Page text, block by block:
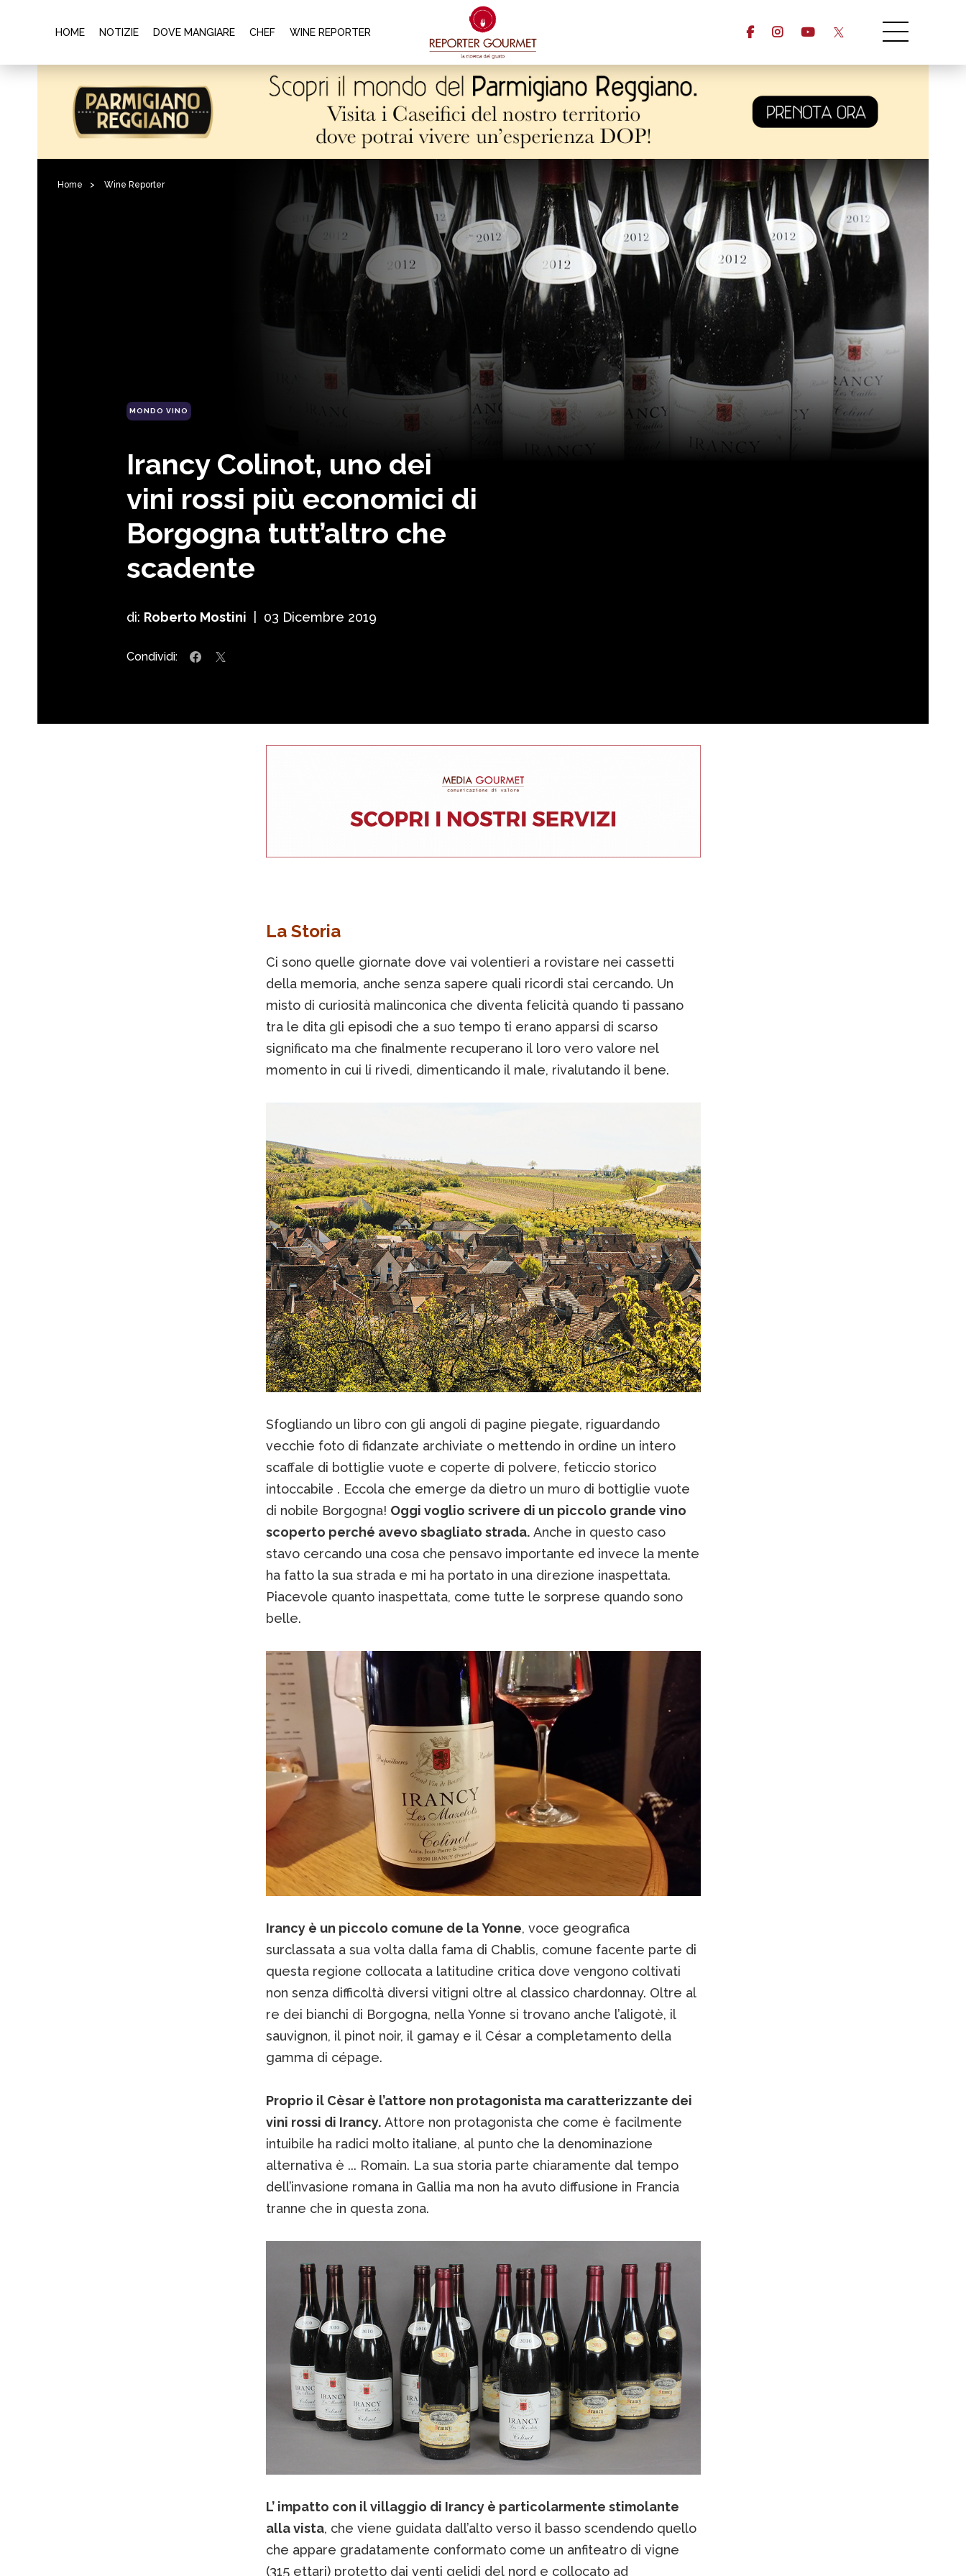
HOME NOTIZIE DOVE MANGIARE CHEF WINE REPORTER
Home > Wine Reporter
MONDO VINO
Irancy Colinot, uno dei
vini rossi più economici di
Borgogna tutt’altro che
scadente
di: Roberto Mostini 03 Dicembre 2019
Condividi:
La Storia
Ci sono quelle giornate dove vai volentieri a rovistare nei cassetti
della memoria, anche senza sapere quali ricordi stai cercando. Un
misto di curiosità malinconica che diventa felicità quando ti passano
tra le dita gli episodi che a suo tempo ti erano apparsi di scarso
significato ma che finalmente recuperano il loro vero valore nel
momento in cui li rivedi, dimenticando il male, rivalutando il bene.
Sfogliando un libro con gli angoli di pagine piegate, riguardando
vecchie foto di fidanzate archiviate o mettendo in ordine un intero
scaffale di bottiglie vuote e coperte di polvere, feticcio storico
intoccabile . Eccola che emerge da dietro un muro di bottiglie vuote
di nobile Borgogna! Oggi voglio scrivere di un piccolo grande vino
scoperto perché avevo sbagliato strada.Anche in questo caso
stavo cercando una cosa che pensavo importante ed invece la mente
ha fatto la sua strada e mi ha portato in una direzione inaspettata.
Piacevole quanto inaspettata, come tutte le sorprese quando sono
belle.
Irancy è un piccolo comune de la Yonne, voce geografica
surclassata a sua volta dalla fama di Chablis, comune facente parte di
questa regione collocata a latitudine critica dove vengono coltivati
non senza difficoltà diversi vitigni oltre al classico chardonnay. Oltre al
re dei bianchi di Borgogna, nella Yonne si trovano anche l’aligotè, il
sauvignon, il pinot noir, il gamay e il César a completamento della
gamma di cépage.
Proprio il Cèsar è l’attore non protagonista ma caratterizzante dei
vini rossi di Irancy.Attore non protagonista che come è facilmente
intuibile ha radici molto italiane, al punto che la denominazione
alternativa è ... Romain. La sua storia parte chiaramente dal tempo
dell’invasione romana in Gallia ma non ha avuto diffusione in Francia
tranne che in questa zona.
L’ impatto con il villaggio di Irancy è particolarmente stimolante
alla vista, che viene guidata dall’alto verso il basso scendendo quello
che appare gradatamente conformato come un anfiteatro di vigne
(315 ettari) protetto dai venti gelidi del nord e collocato ad